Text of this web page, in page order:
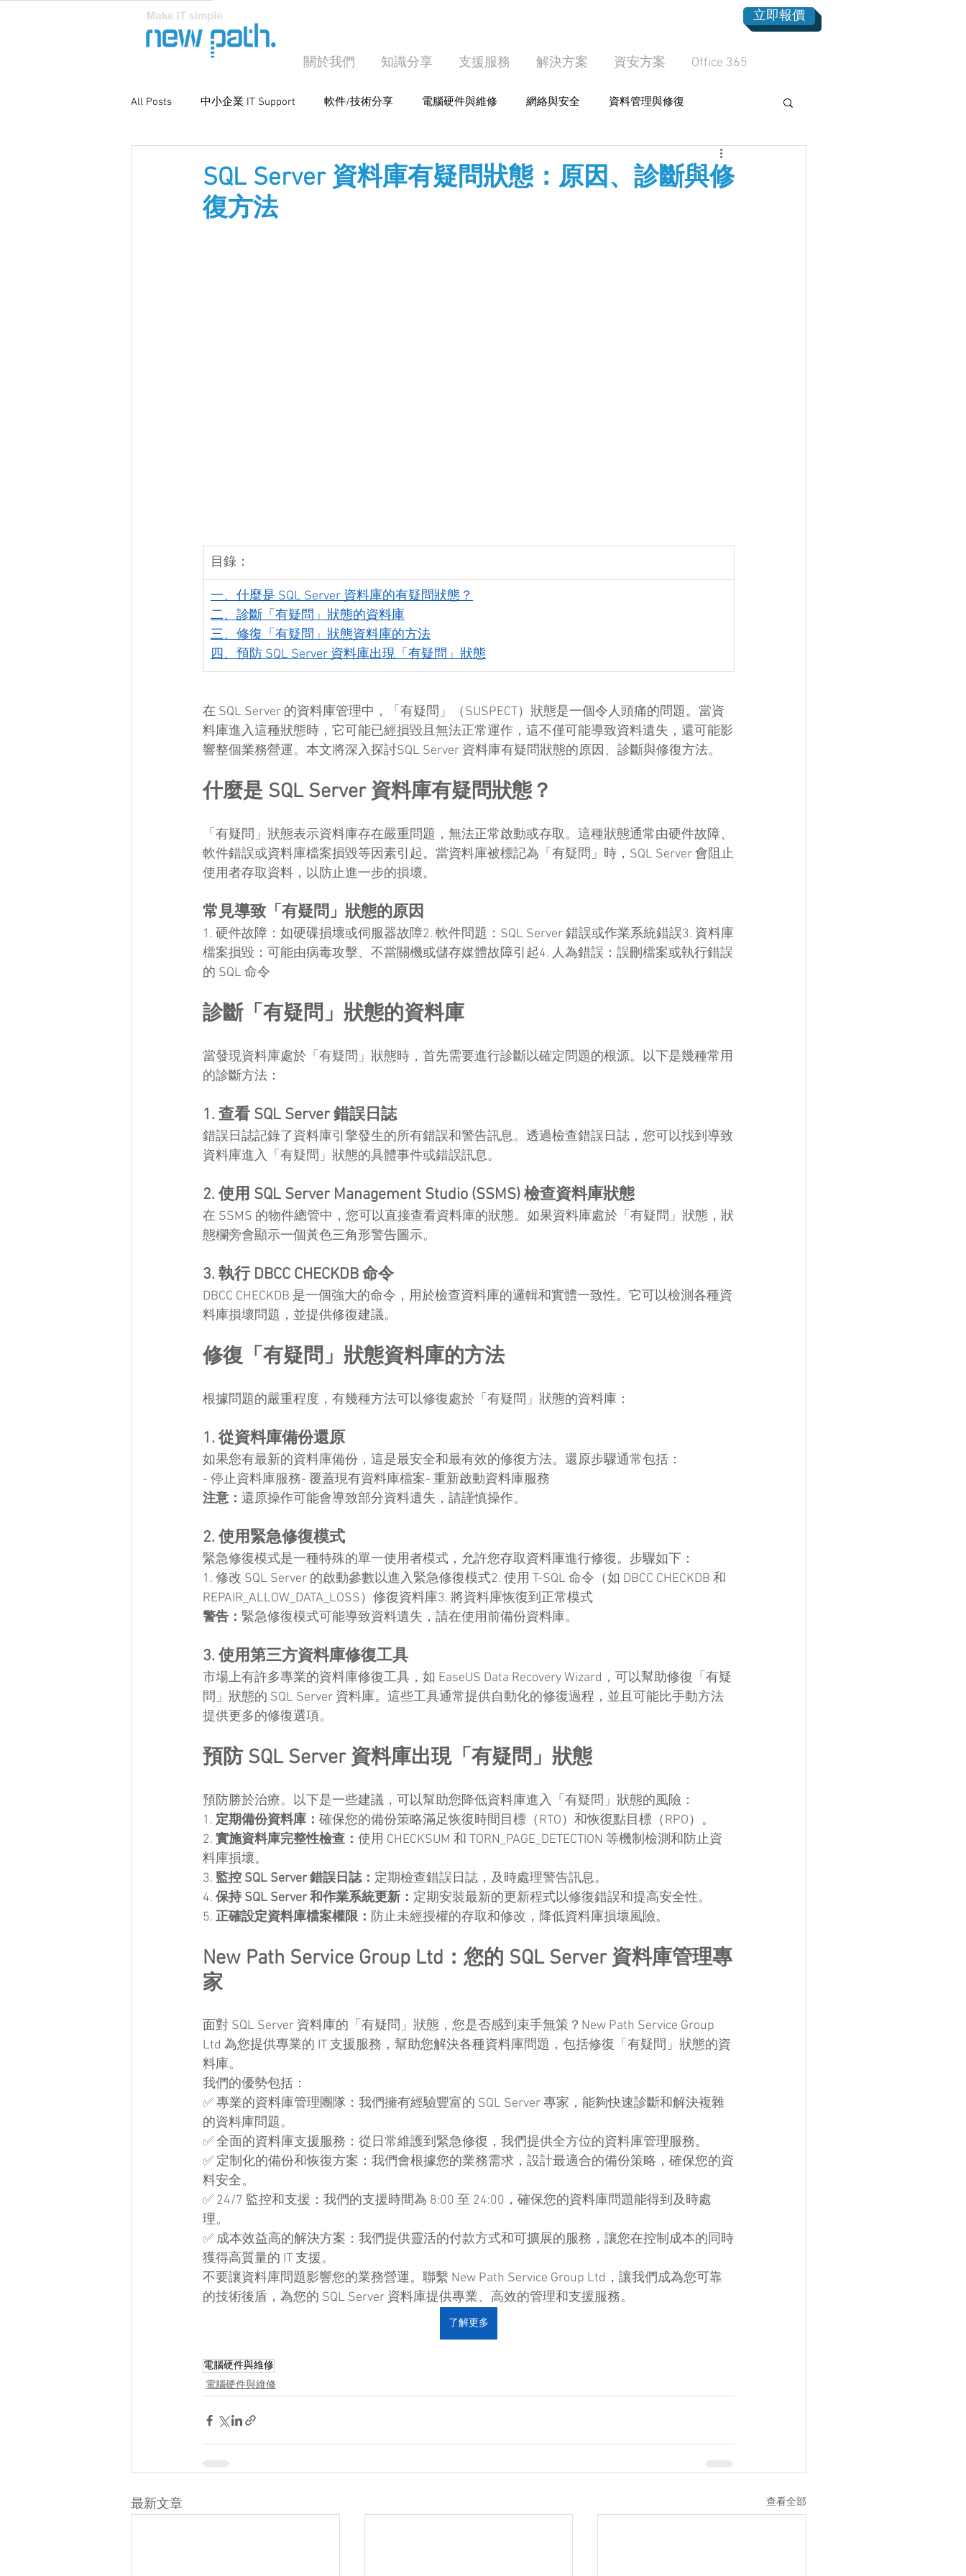
立即報價
關於我們 知識分享 支援服務 解決方案 資安方案 Office 365
All Posts 中小企業 IT Support 軟件/技術分享 電腦硬件與維修 網絡與安全 資料管理與修復
個人電腦使用
SQL Server 資料庫有疑問狀態：原因、診斷與修
復方法
目錄：
一、什麼是 SQL Server 資料庫的有疑問狀態？
二、診斷「有疑問」狀態的資料庫
三、修復「有疑問」狀態資料庫的方法
四、預防 SQL Server 資料庫出現「有疑問」狀態
在 SQL Server 的資料庫管理中，「有疑問」（SUSPECT）狀態是一個令人頭痛的問題。當資
料庫進入這種狀態時，它可能已經損毀且無法正常運作，這不僅可能導致資料遺失，還可能影
響整個業務營運。本文將深入探討SQL Server 資料庫有疑問狀態的原因、診斷與修復方法。
什麼是 SQL Server 資料庫有疑問狀態？
「有疑問」狀態表示資料庫存在嚴重問題，無法正常啟動或存取。這種狀態通常由硬件故障、
軟件錯誤或資料庫檔案損毀等因素引起。當資料庫被標記為「有疑問」時，SQL Server 會阻止
使用者存取資料，以防止進一步的損壞。
常見導致「有疑問」狀態的原因
1. 硬件故障：如硬碟損壞或伺服器故障2. 軟件問題：SQL Server 錯誤或作業系統錯誤3. 資料庫
檔案損毀：可能由病毒攻擊、不當關機或儲存媒體故障引起4. 人為錯誤：誤刪檔案或執行錯誤
的 SQL 命令
診斷「有疑問」狀態的資料庫
當發現資料庫處於「有疑問」狀態時，首先需要進行診斷以確定問題的根源。以下是幾種常用
的診斷方法：
1. 查看 SQL Server 錯誤日誌
錯誤日誌記錄了資料庫引擎發生的所有錯誤和警告訊息。透過檢查錯誤日誌，您可以找到導致
資料庫進入「有疑問」狀態的具體事件或錯誤訊息。
2. 使用 SQL Server Management Studio (SSMS) 檢查資料庫狀態
在 SSMS 的物件總管中，您可以直接查看資料庫的狀態。如果資料庫處於「有疑問」狀態，狀
態欄旁會顯示一個黃色三角形警告圖示。
3. 執行 DBCC CHECKDB 命令
DBCC CHECKDB 是一個強大的命令，用於檢查資料庫的邏輯和實體一致性。它可以檢測各種資
料庫損壞問題，並提供修復建議。
修復「有疑問」狀態資料庫的方法
根據問題的嚴重程度，有幾種方法可以修復處於「有疑問」狀態的資料庫：
1. 從資料庫備份還原
如果您有最新的資料庫備份，這是最安全和最有效的修復方法。還原步驟通常包括：
- 停止資料庫服務- 覆蓋現有資料庫檔案- 重新啟動資料庫服務
注意： 還原操作可能會導致部分資料遺失，請謹慎操作。
2. 使用緊急修復模式
緊急修復模式是一種特殊的單一使用者模式，允許您存取資料庫進行修復。步驟如下：
1. 修改 SQL Server 的啟動參數以進入緊急修復模式2. 使用 T-SQL 命令（如 DBCC CHECKDB 和
REPAIR_ALLOW_DATA_LOSS）修復資料庫3. 將資料庫恢復到正常模式
警告： 緊急修復模式可能導致資料遺失，請在使用前備份資料庫。
3. 使用第三方資料庫修復工具
市場上有許多專業的資料庫修復工具，如 EaseUS Data Recovery Wizard，可以幫助修復「有疑
問」狀態的 SQL Server 資料庫。這些工具通常提供自動化的修復過程，並且可能比手動方法
提供更多的修復選項。
預防 SQL Server 資料庫出現「有疑問」狀態
預防勝於治療。以下是一些建議，可以幫助您降低資料庫進入「有疑問」狀態的風險：
1. 定期備份資料庫： 確保您的備份策略滿足恢復時間目標（RTO）和恢復點目標（RPO）。
2. 實施資料庫完整性檢查： 使用 CHECKSUM 和 TORN_PAGE_DETECTION 等機制檢測和防止資
料庫損壞。
3. 監控 SQL Server 錯誤日誌： 定期檢查錯誤日誌，及時處理警告訊息。
4. 保持 SQL Server 和作業系統更新： 定期安裝最新的更新程式以修復錯誤和提高安全性。
5. 正確設定資料庫檔案權限： 防止未經授權的存取和修改，降低資料庫損壞風險。
New Path Service Group Ltd：您的 SQL Server 資料庫管理專
家
面對 SQL Server 資料庫的「有疑問」狀態，您是否感到束手無策？New Path Service Group
Ltd 為您提供專業的 IT 支援服務，幫助您解決各種資料庫問題，包括修復「有疑問」狀態的資
料庫。
我們的優勢包括：
✅ 專業的資料庫管理團隊：我們擁有經驗豐富的 SQL Server 專家，能夠快速診斷和解決複雜
的資料庫問題。
✅ 全面的資料庫支援服務：從日常維護到緊急修復，我們提供全方位的資料庫管理服務。
✅ 定制化的備份和恢復方案：我們會根據您的業務需求，設計最適合的備份策略，確保您的資
料安全。
✅ 24/7 監控和支援：我們的支援時間為 8:00 至 24:00，確保您的資料庫問題能得到及時處
理。
✅ 成本效益高的解決方案：我們提供靈活的付款方式和可擴展的服務，讓您在控制成本的同時
獲得高質量的 IT 支援。
不要讓資料庫問題影響您的業務營運。聯繫 New Path Service Group Ltd，讓我們成為您可靠
的技術後盾，為您的 SQL Server 資料庫提供專業、高效的管理和支援服務。
了解更多
電腦硬件與維修
電腦硬件與維修
最新文章 查看全部